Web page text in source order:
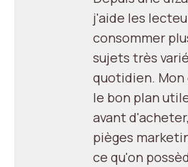
j'aide les
consommer
sujets très
quotidien.
le bon plan
avant
pièges
ce qu'on